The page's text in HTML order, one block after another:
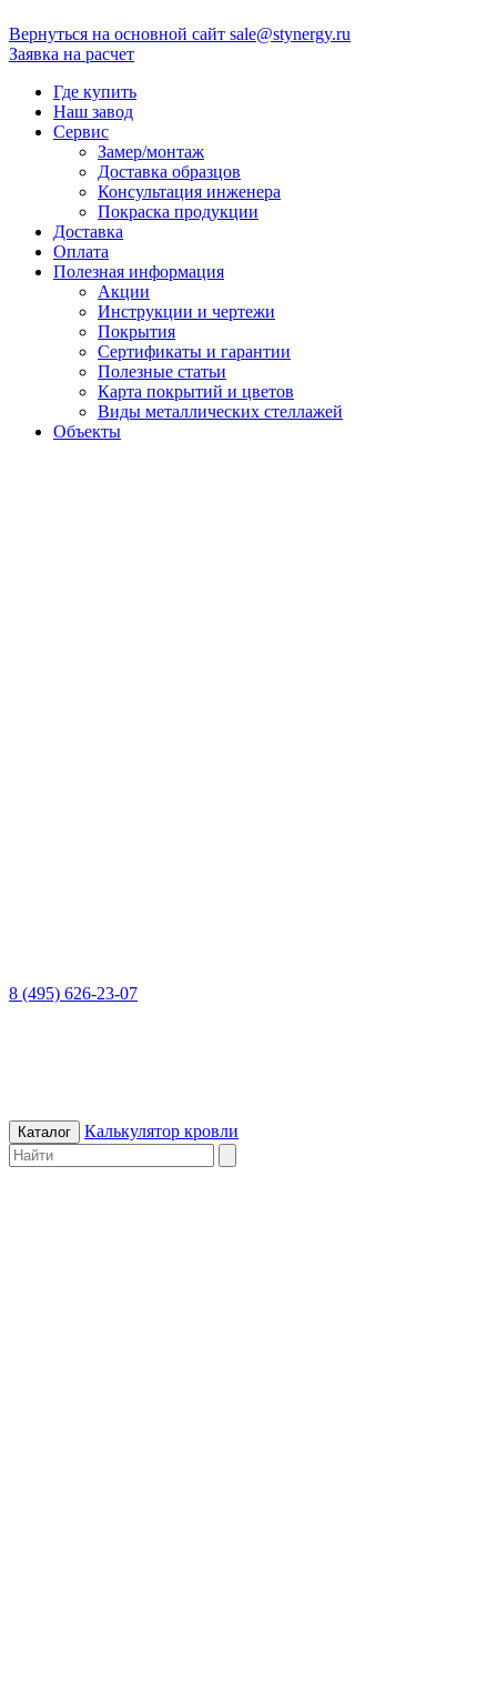
Вернуться на основной сайт sale@stynergy.ru
Заявка на расчет
Где купить
Наш завод
Сервис
Замер/монтаж
Доставка образцов
Консультация инженера
Покраска продукции
Доставка
Оплата
Полезная информация
Акции
Инструкции и чертежи
Покрытия
Сертификаты и гарантии
Полезные статьи
Карта покрытий и цветов
Виды металлических стеллажей
Объекты
8 (495) 626-23-07
Каталог Калькулятор кровли